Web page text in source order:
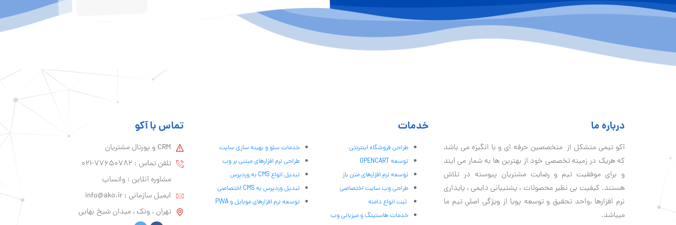
درباره ما
آكو تيمی متشکل از متخصصین حرفه ای و با انگیزه می باشد
که هریک در زمینه تخصصی خود از بهترین ها به شمار می آیند
و برای موفقیت تيم و رضایت مشتریان پیوسته در تلاش
هستند. کیفیت بی نظير محصولات ، پشتیبانی دايمی ، پایداری
نرم افزارها ،واحد تحقیق و توسعه پویا از ویژگی اصلی تیم ما
میباشد.
خدمات
طراحی فروشگاه اینترنتی
توسعه OPENCART
توسعه نرم افزارهای متن باز
طراحی وب سایت اختصاصی
ثبت انواع دامنه
خدمات هاستینگ و میزبانی وب
خدمات سئو و بهینه سازی سایت
طراحی نرم افزارهای مبتنی بر وب
تبدیل انواع CMS به وردپرس
تبدیل وردپرس به CMS اختصاصی
توسعه نرم افزارهای موبایل و PWA
تماس با آکو
CRM و پورتال مشتریان
تلفن تماس :‌ 77650782-021
مشاوره آنلاین : واتساپ
ایمیل سازمانی :‌info@ako.ir
تهران ، ونک ، میدان شیخ بهایی